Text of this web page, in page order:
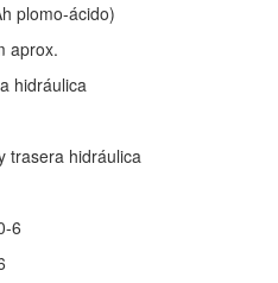
plomo-ácido)
aprox.
hidráulica
trasera hidráulica
6